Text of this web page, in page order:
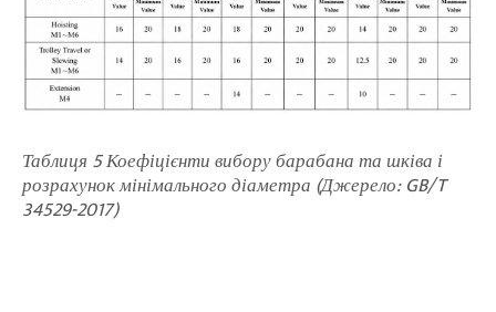
Таблиця 5 Коефіцієнти вибору барабана та шківа і
розрахунок мінімального діаметра (Джерело: GB/T
34529-2017)